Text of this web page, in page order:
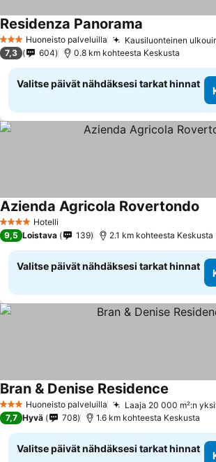
3 Tähtiluokitus
Huoneisto palveluilla Kausiluonteinen
Residenza Panorama
7,3 604 0.8 km kohteesta Keskusta
Valitse päivät nähdäksesi tarkat hinnat
4 Tähtiluokitus
Hotelli
Azienda Agricola Rovertondo
9,5 Loistava 139 2.1 km kohteesta Keskusta
Valitse päivät nähdäksesi tarkat hinnat
3 Tähtiluokitus
Huoneisto palveluilla Laaja 20 000 m²:n
Bran & Denise Residence
7,7 Hyvä 708 1.6 km kohteesta Keskusta
Valitse päivät nähdäksesi tarkat hinnat